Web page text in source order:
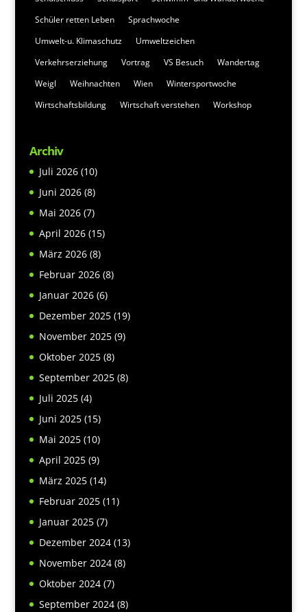
Schüler retten Leben
Sprachwoche
Umwelt-u. Klimaschutz
Umweltzeichen
Verkehrserziehung
Vortrag VS Besuch
Wandertag
Weigl
Weihnachten Wien
Wintersportwoche
Wirtschaftsbildung
Wirtschaft verstehen Workshop
Archiv
Juli 2026(10)
Juni 2026(8)
Mai 2026(7)
April 2026(15)
März 2026(8)
Februar 2026(8)
Januar 2026(6)
Dezember 2025(19)
November 2025(9)
Oktober 2025(8)
September 2025(8)
Juli 2025(4)
Juni 2025(15)
Mai 2025(10)
April 2025(9)
März 2025(14)
Februar 2025(11)
Januar 2025(7)
Dezember 2024(13)
November 2024(8)
Oktober 2024(7)
September 2024(8)